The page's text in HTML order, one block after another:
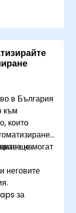
в
за
в България
към
които
на
ще могат
неговите
за